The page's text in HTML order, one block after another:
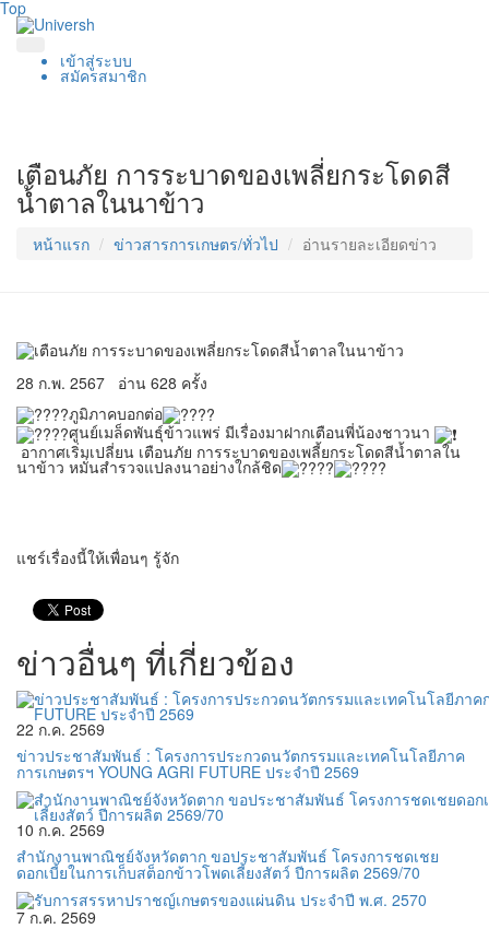
Top
เข้าสู่ระบบ
สมัครสมาชิก
เตือนภัย การระบาดของเพลี่ยกระโดดสี
น้ำตาลในนาข้าว
หน้าแรก ข่าวสารการเกษตร/ทั่วไป อ่านรายละเอียดข่าว
28 ก.พ. 2567
อ่าน 628 ครั้ง
ภูมิภาคบอกต่อ​
ศูนย์เมล็ดพันธุ์ข้าวแพร่​ มีเรื่องมาฝากเตือนพี่น้องชาวนา​
อากาศเริ่มเปลี่ยน เตือนภัย การระบาดของเพลี้ยกระโดดสีน้ำตาลใน
นาข้าว หมั่นสำรวจแปลงนาอย่างใกล้ชิด
แชร์เรื่องนี้ให้เพื่อนๆ รู้จัก
ข่าวอื่นๆ ที่เกี่ยวข้อง
22 ก.ค. 2569
ข่าวประชาสัมพันธ์ : โครงการประกวดนวัตกรรมและเทคโนโลยีภาค
การเกษตรฯ YOUNG AGRI FUTURE ประจำปี 2569
10 ก.ค. 2569
สำนักงานพาณิชย์จังหวัดตาก ขอประชาสัมพันธ์ โครงการชดเชย
ดอกเบี้ยในการเก็บสต็อกข้าวโพดเลี้ยงสัตว์ ปีการผลิต 2569/70
7 ก.ค. 2569